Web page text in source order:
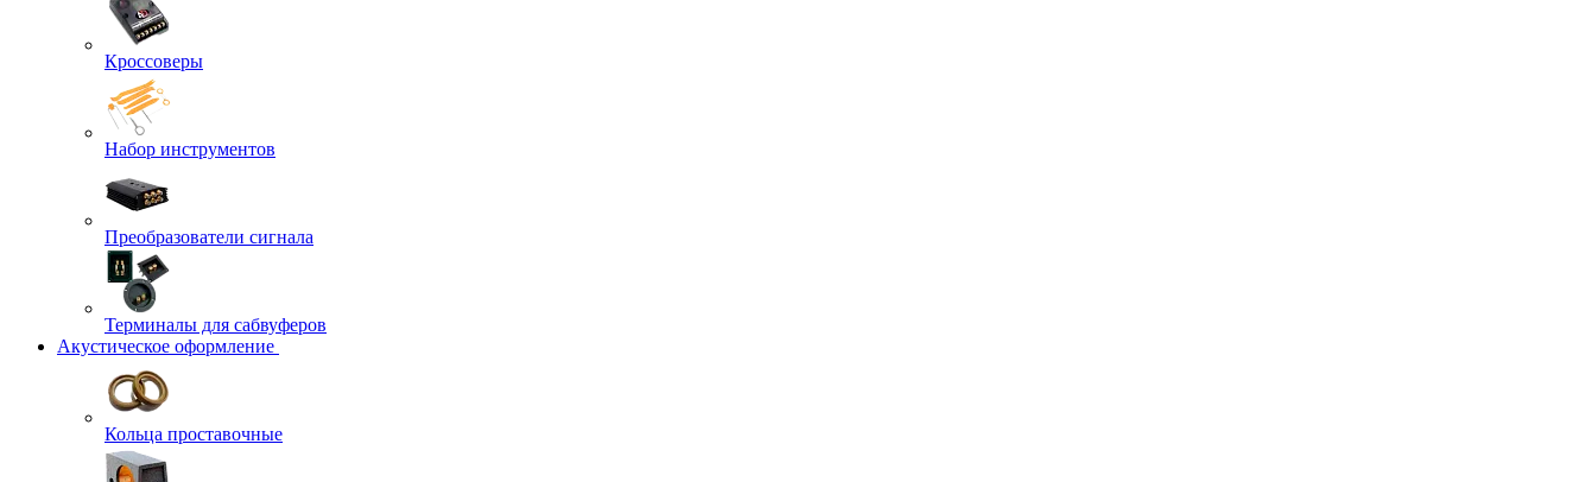
Кроссоверы
Набор инструментов
Преобразователи сигнала
Терминалы для сабвуферов
Акустическое оформление
Кольца проставочные